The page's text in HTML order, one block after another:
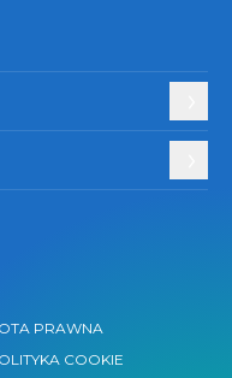
PRAWNA
COOKIE